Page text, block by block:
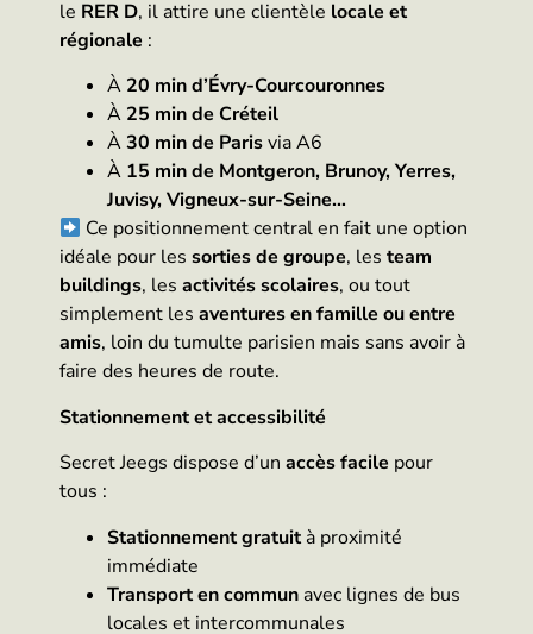
le RER D, il attire une clientèle locale et
régionale :
À 20 min d’Évry-Courcouronnes
À 25 min de Créteil
À30 min de Parisvia A6
À 15 min de Montgeron, Brunoy, Yerres,
Juvisy, Vigneux-sur-Seine…
Ce positionnement central en fait une option
idéale pour les sorties de groupe, les team
buildings, les activités scolaires, ou tout
simplement les aventures en famille ou entre
amis, loin du tumulte parisien mais sans avoir à
faire des heures de route.
Stationnement et accessibilité
Secret Jeegs dispose d’un accès facile pour
tous :
Stationnement gratuità proximité
immédiate
Transport en commun avec lignes de bus
locales et intercommunales